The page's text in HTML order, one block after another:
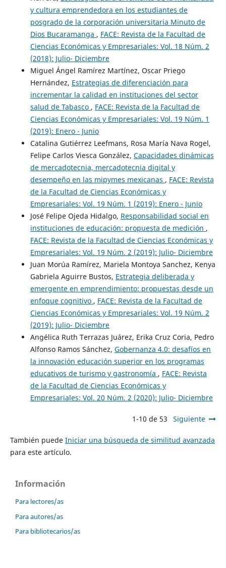
y cultura emprendedora en los estudiantes de
posgrado de la corporación universitaria Minuto de
Dios Bucaramanga , FACE: Revista de la Facultad de
Ciencias Económicas y Empresariales: Vol. 18 Núm. 2
(2018): Julio- Diciembre
Miguel Ángel Ramírez Martínez, Oscar Priego
Hernández, Estrategias de diferenciación para
incrementar la calidad en instituciones del sector
salud de Tabasco , FACE: Revista de la Facultad de
Ciencias Económicas y Empresariales: Vol. 19 Núm. 1
(2019): Enero - Junio
Catalina Gutiérrez Leefmans, Rosa María Nava Rogel,
Felipe Carlos Viesca González, Capacidades dinámicas
de mercadotecnia, mercadotecnia digital y
desempeño en las mipymes mexicanas , FACE: Revista
de la Facultad de Ciencias Económicas y
Empresariales: Vol. 19 Núm. 1 (2019): Enero - Junio
José Felipe Ojeda Hidalgo, Responsabilidad social en
instituciones de educación: propuesta de medición ,
FACE: Revista de la Facultad de Ciencias Económicas y
Empresariales: Vol. 19 Núm. 2 (2019): Julio- Diciembre
Juan Morúa Ramírez, Mariela Montoya Sanchez, Kenya
Gabriela Aguirre Bustos, Estrategia deliberada y
emergente en emprendimiento: propuestas desde un
enfoque cognitivo , FACE: Revista de la Facultad de
Ciencias Económicas y Empresariales: Vol. 19 Núm. 2
(2019): Julio- Diciembre
Angélica Ruth Terrazas Juárez, Erika Cruz Coria, Pedro
Alfonso Ramos Sánchez, Gobernanza 4.0: desafíos en
la innovación educación superior en los programas
educativos de turismo y gastronomía , FACE: Revista
de la Facultad de Ciencias Económicas y
Empresariales: Vol. 20 Núm. 2 (2020): Julio- Diciembre
1-10 de 53 Siguiente
También puede Iniciar una búsqueda de similitud avanzada
para este artículo.
Información
Para lectores/as
Para autores/as
Para bibliotecarios/as